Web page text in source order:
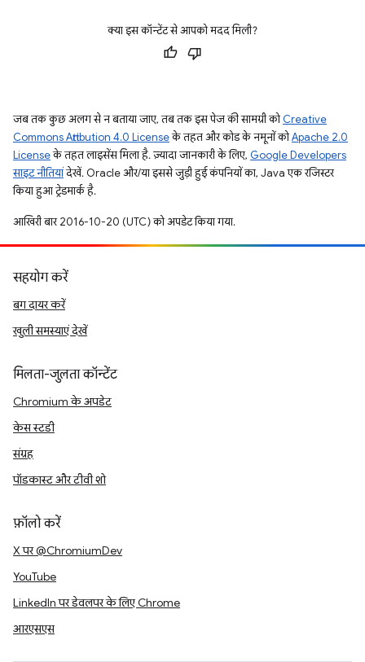
क्या इस कॉन्टेंट से आपको मदद मिली?
जब तक कुछ अलग से न बताया जाए, तब तक इस पेज की सामग्री कोCreative
Commons Attribution 4.0 Licenseके तहत और कोड के नमूनों कोApache 2.0
Licenseके तहत लाइसेंस मिला है. ज़्यादा जानकारी के लिए, Google Developers
साइट नीतियांदेखें. Oracle और/या इससे जुड़ी हुई कंपनियों का, Java एक रजिस्टर
किया हुआ ट्रेडमार्क है.
आखिरी बार 2016-10-20 (UTC) को अपडेट किया गया.
सहयोग करें
बग दायर करें
खुली समस्याएं देखें
मिलता-जुलता कॉन्टेंट
Chromium के अपडेट
केस स्टडी
संग्रह
पॉडकास्ट और टीवी शो
फ़ॉलो करें
X पर @ChromiumDev
YouTube
LinkedIn पर डेवलपर के लिए Chrome
आरएसएस